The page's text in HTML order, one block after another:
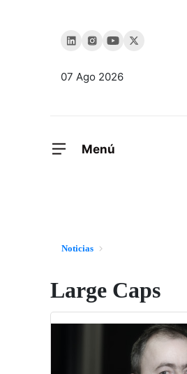
07 Ago 2026
Menú
Noticias
Large Caps